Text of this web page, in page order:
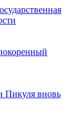
Пикуля вновь